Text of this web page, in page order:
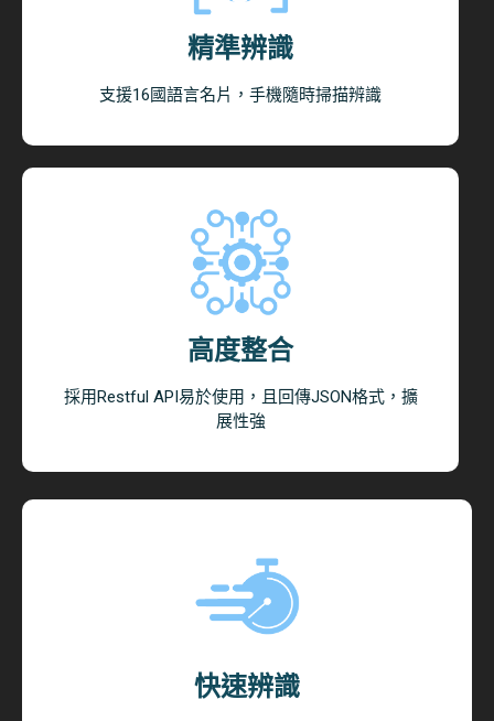
精準辨識​
支援16國語言名片，手機隨時掃描辨識
高度整合
採用Restful API易於使用，且回傳JSON格式，擴
展性強
快速辨識​